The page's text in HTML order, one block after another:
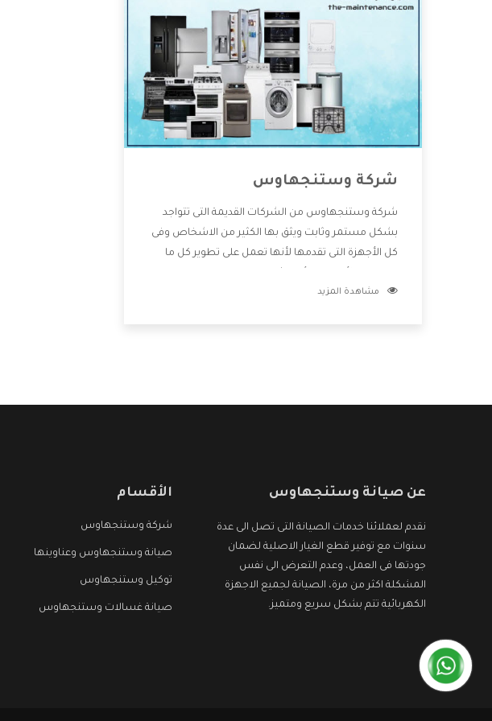
شركة وستنجهاوس
شركة وستنجهاوس من الشركات القديمة التى تتواجد
بشكل مستمر وثابت ويثق بها الكثير من الاشخاص وفى
كل الأجهزة التى تقدمها لأنها تعمل على تطوير كل ما
أفضل خدمات ما بعد البيع مع المنتجات وتقدم للعملاء
مشاهدة المزيد
عن صيانة وستنجهاوس
نقدم لعملائنا خدمات الصيانة التى تصل الى عدة
سنوات مع توفير قطع الغيار الاصلية لضمان
جودتها فى العمل، وعدم التعرض الى نفس
المشكلة اكثر من مرة، الصيانة لجميع الاجهزة
الكهربائية تتم بشكل سريع ومتميز.
الأقسام
شركة وستنجهاوس
صيانة وستنجهاوس وعناوينها
توكيل وستنجهاوس
صيانة غسالات وستنجهاوس